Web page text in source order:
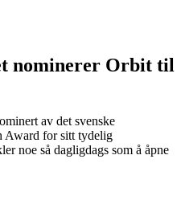
nominerer Orbit til
av det svenske
Award for sitt tydelig
noe så dagligdags som å åpne